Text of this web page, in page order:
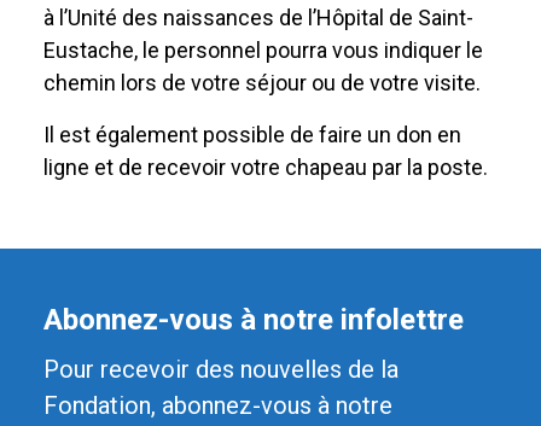
à l’Unité des naissances de l’Hôpital de Saint-
Eustache, le personnel pourra vous indiquer le
chemin lors de votre séjour ou de votre visite.
Il est également possible de faire un don en
ligne et de recevoir votre chapeau par la poste.
Abonnez-vous à notre infolettre
Pour recevoir des nouvelles de la
Fondation, abonnez-vous à notre